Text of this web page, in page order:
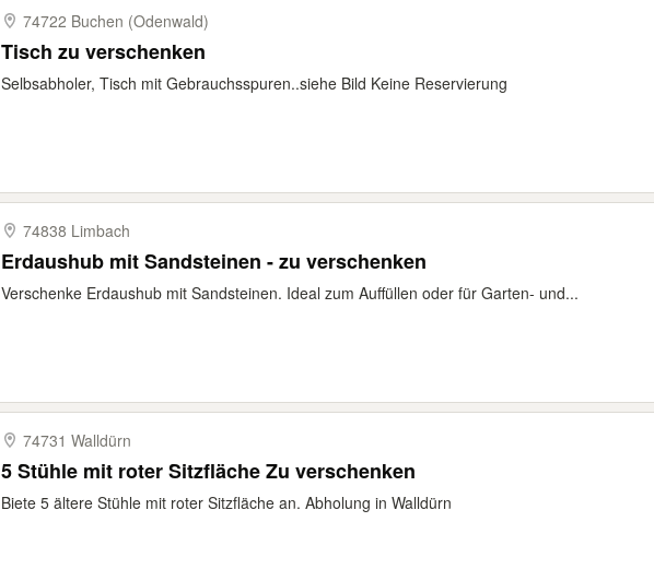
74722 Buchen (Odenwald)
Tisch zu verschenken
Selbsabholer, Tisch mit Gebrauchsspuren..siehe Bild Keine Reservierung
74838 Limbach
Erdaushub mit Sandsteinen - zu verschenken
Verschenke Erdaushub mit Sandsteinen. Ideal zum Auffüllen oder für Garten- und...
74731 Walldürn
5 Stühle mit roter Sitzfläche Zu verschenken
Biete 5 ältere Stühle mit roter Sitzfläche an. Abholung in Walldürn